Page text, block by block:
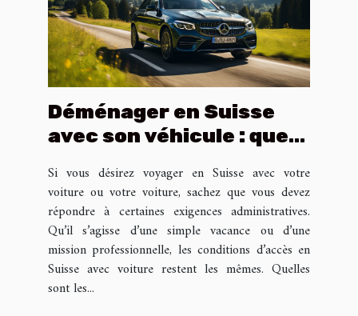
Déménager en Suisse
avec son véhicule : que
Si vous désirez voyager en Suisse avec votre
voiture ou votre voiture, sachez que vous devez
répondre à certaines exigences administratives.
Qu’il s’agisse d’une simple vacance ou d’une
mission professionnelle, les conditions d’accès en
Suisse avec voiture restent les mêmes. Quelles
sont les...